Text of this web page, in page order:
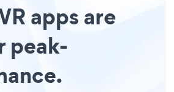
apps are
peak-